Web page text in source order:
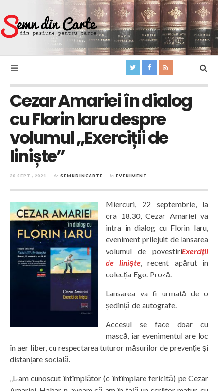
Cezar Amariei în dialog
cu Florin Iaru despre
volumul „Exerciții de
liniște”
20 SEPT., 2021 de SEMNDINCARTE în EVENIMENT
Miercuri, 22 septembrie, la
ora 18.30, Cezar Amariei va
intra în dialog cu Florin Iaru,
eveniment prilejuit de lansarea
volumul de povestiriExerciții
de liniște, recent apărut în
colecția Ego. Proză.
Lansarea va fi urmată de o
ședință de autografe.
Accesul se face doar cu
mască, iar evenimentul are loc
în aer liber, cu respectarea tuturor măsurilor de prevenție și
distanțare socială.
„L-am cunoscut întîmplător (o întîmplare fericită) pe Cezar